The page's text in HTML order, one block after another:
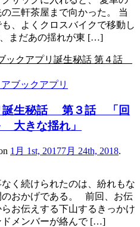
三軒茶屋まで向かった。 当
、よくクロスバイクで移動し
まだあの揺れが東 […]
ックアプリ誕生秘話 第４話
ブックアプリ
誕生秘話 第３話 「回
大きな揺れ」
1月 1st, 20177月 24th, 2018.
く続けられたのは、紛れもな
のおかげである。 前回、お伝
お伝えする下山するきっかけ
ドメンバーが絡んで […]